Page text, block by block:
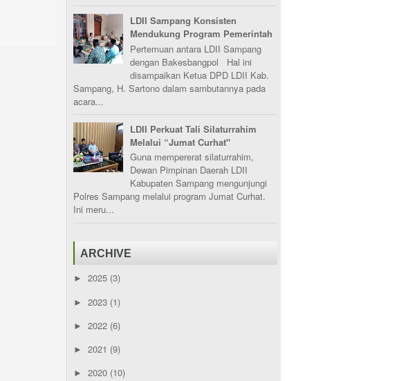
LDII Sampang Konsisten
Mendukung Program Pemerintah
Pertemuan antara LDII Sampang
dengan Bakesbangpol Hal ini
disampaikan Ketua DPD LDII Kab.
Sampang, H. Sartono dalam sambutannya pada
acara...
LDII Perkuat Tali Silaturrahim
Melalui “Jumat Curhat"
Guna mempererat silaturrahim,
Dewan Pimpinan Daerah LDII
Kabupaten Sampang mengunjungi
Polres Sampang melalui program Jumat Curhat.
Ini meru...
ARCHIVE
► 2025 (3)
► 2023 (1)
► 2022 (6)
► 2021 (9)
► 2020 (10)